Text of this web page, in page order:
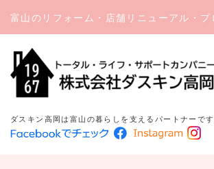
ダスキン高岡は富山の暮らしを支えるパートナーです